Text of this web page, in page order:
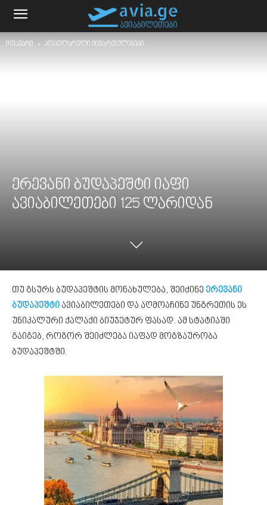
მთავარი პოპულარული მიმართულებები
ერევანი ბუდაპეშტი იაფი
ავიაბილეთები 125 ლარიდან
თუ გსურს ბუდაპეშტის მონახულება, შეიძინე ერევანი
ბუდაპეშტი ავიაბილეთები და აღმოაჩინე უნგრეთის ეს
უნიკალური ქალაქი ბიუჯეტურ ფასად. ამ სტატიაში
გაიგებ, როგორ შეიძლება იაფად მოგზაურობა
ბუდაპეშტში.